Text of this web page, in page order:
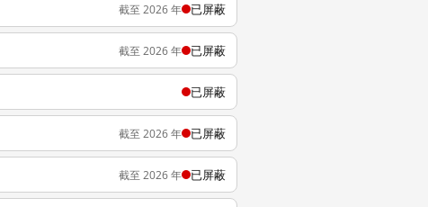
截至 2026 年 已屏蔽
截至 2026 年 已屏蔽
已屏蔽
截至 2026 年 已屏蔽
截至 2026 年 已屏蔽